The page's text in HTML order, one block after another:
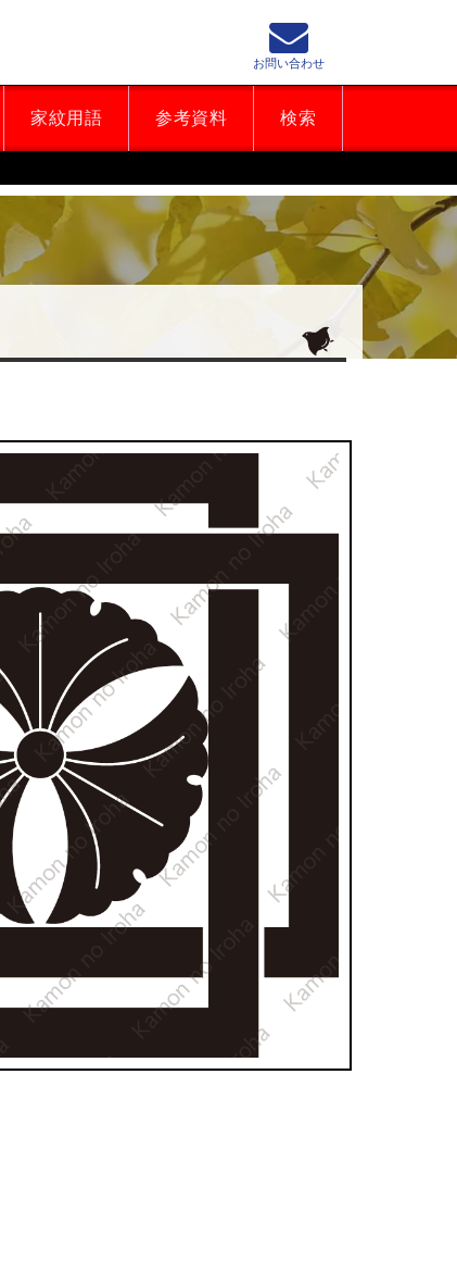
家紋用語 参考資料 検索
お問い合わせ